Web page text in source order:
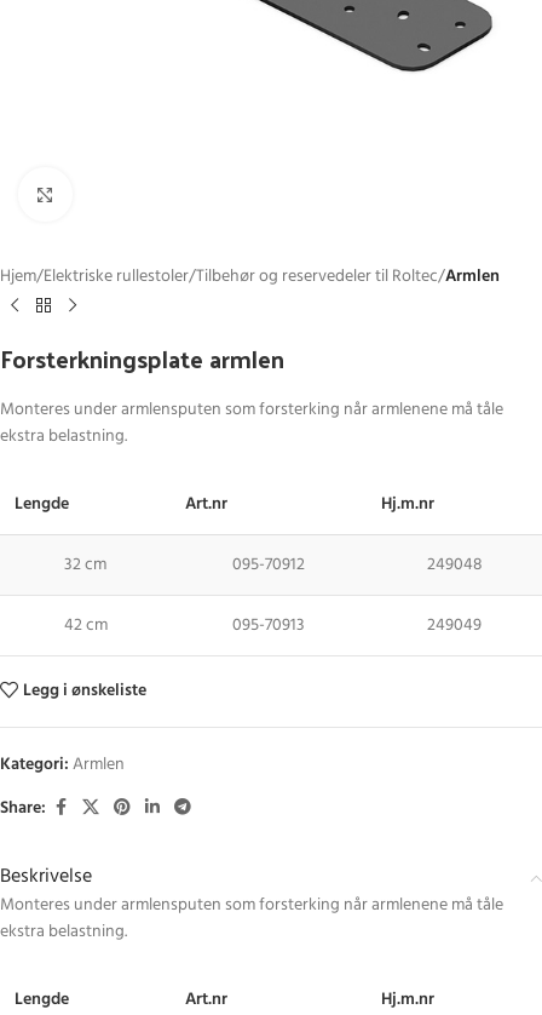
Hjem Elektriske rullestoler Tilbehør og reservedeler til Roltec Armlen
Forsterkningsplate armlen
Monteres under armlensputen som forsterking når armlenene må tåle
ekstra belastning.
Lengde Art.nr Hj.m.nr
32 cm 095-70912 249048
42 cm 095-70913 249049
Legg i ønskeliste
Kategori:Armlen
Share:
Beskrivelse
Monteres under armlensputen som forsterking når armlenene må tåle
ekstra belastning.
Lengde Art.nr Hj.m.nr